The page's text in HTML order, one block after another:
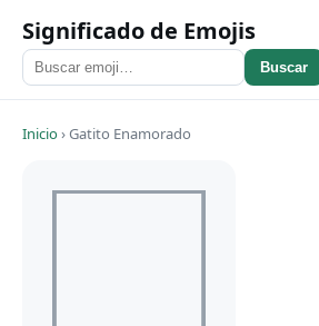
Significado de Emojis
Buscar
Inicio›Gatito Enamorado